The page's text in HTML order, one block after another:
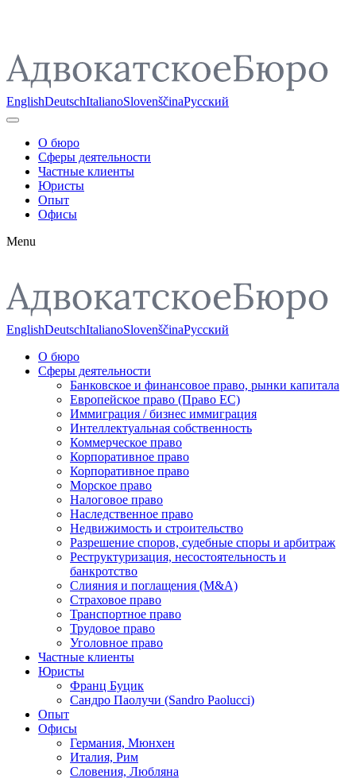
EnglishDeutschItalianoSlovenščinaРусский
О бюро
Сферы деятельности
Частные клиенты
Юристы
Опыт
Офисы
Menu
EnglishDeutschItalianoSlovenščinaРусский
О бюро
Сферы деятельности
Банковское и финансовое право, рынки капитала
Европейское право (Право ЕС)
Иммиграция / бизнес иммиграция
Интеллектуальная собственность
Коммерческое право
Корпоративное право
Корпоративное право
Морское право
Налоговое право
Наследственное право
Недвижимость и строительство
Разрешение споров, судебные споры и арбитраж
Реструктуризация, несостоятельность и
банкротство
Слияния и поглащения (M&A)
Страховое право
Транспортное право
Трудовое право
Уголовное право
Частные клиенты
Юристы
Франц Буцик
Сандро Паолучи (Sandro Paolucci)
Опыт
Офисы
Германия, Мюнхен
Италия, Рим
Словения, Любляна